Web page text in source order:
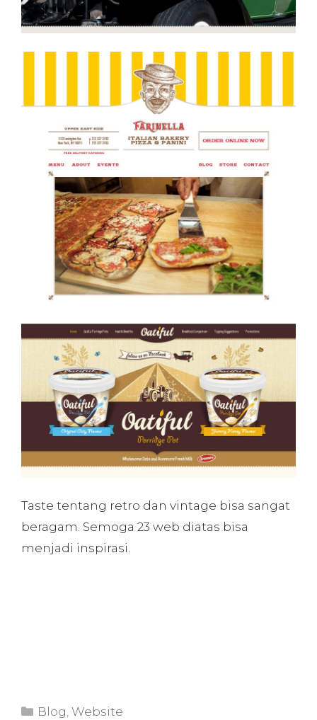
Taste tentang retro dan vintage bisa sangat
beragam. Semoga 23 web diatas bisa
menjadi inspirasi.
Blog Website